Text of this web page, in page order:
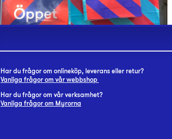
Har du frågor om onlineköp, leverans eller retur?
Vanliga frågor om vår webbshop
Har du frågor om vår verksamhet?
Vanliga frågor om Myrorna